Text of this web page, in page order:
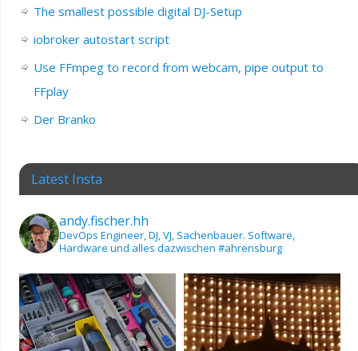
The smallest possible digital DJ-Setup
iobroker autostart script
Use FFmpeg to record from webcam, pipe output to
FFplay
Der Branko
Latest Insta
andy.fischer.hh
DevOps Engineer, DJ, VJ, Sachenbauer. Software,
Hardware und alles dazwischen #ahrensburg